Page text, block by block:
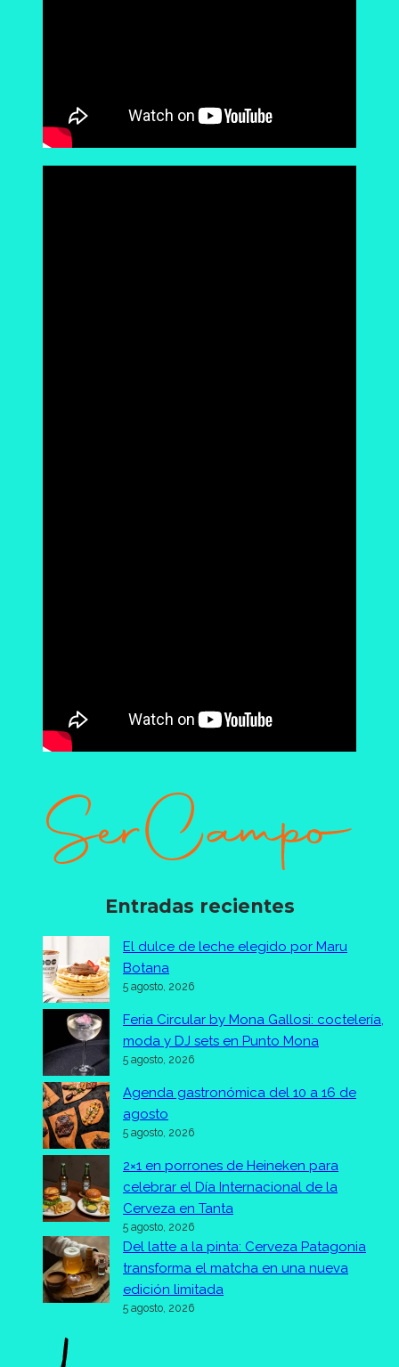
Entradas recientes
El dulce de leche elegido por Maru
Botana
5 agosto, 2026
Feria Circular by Mona Gallosi: coctelería,
moda y DJ sets en Punto Mona
5 agosto, 2026
Agenda gastronómica del 10 a 16 de
agosto
5 agosto, 2026
2×1 en porrones de Heineken para
celebrar el Día Internacional de la
Cerveza en Tanta
5 agosto, 2026
Del latte a la pinta: Cerveza Patagonia
transforma el matcha en una nueva
edición limitada
5 agosto, 2026